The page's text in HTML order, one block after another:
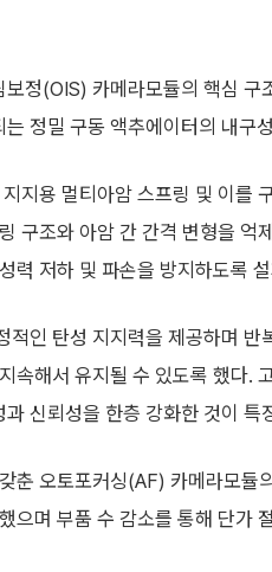
정(OIS) 카메라모듈의 핵심
정밀 구동 액추에이터의 내구
지용 멀티아암 스프링 및 이를
구조와 아암 간 간격 변형을 억
력 저하 및 파손을 방지하도록
적인 탄성 지지력을 제공하며 반
속해서 유지될 수 있도록 했다.
신뢰성을 한층 강화한 것이 특
춘 오토포커싱(AF) 카메라모듈
으며 부품 수 감소를 통해 단가